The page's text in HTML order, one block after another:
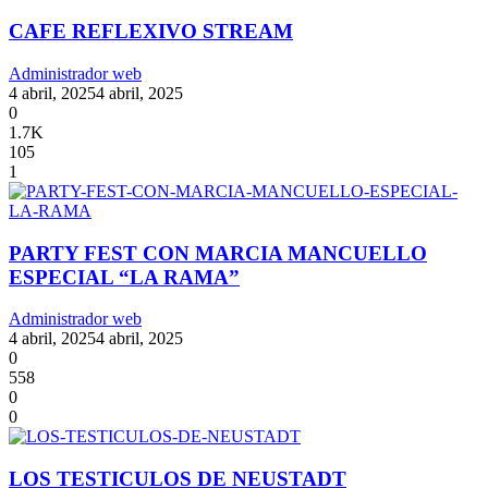
CAFE REFLEXIVO STREAM
Administrador web
4 abril, 20254 abril, 2025
0
1.7K
105
1
PARTY FEST CON MARCIA MANCUELLO
ESPECIAL “LA RAMA”
Administrador web
4 abril, 20254 abril, 2025
0
558
0
0
LOS TESTICULOS DE NEUSTADT